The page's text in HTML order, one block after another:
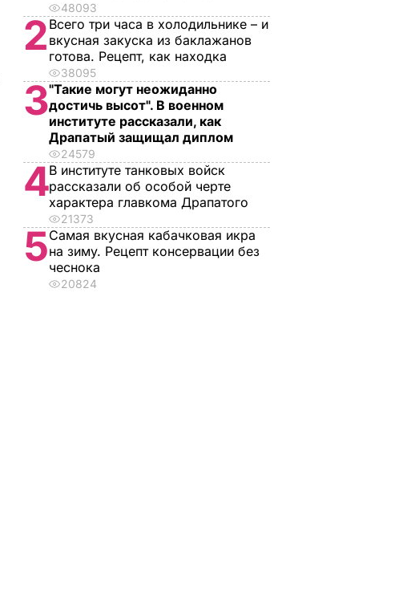
48093
2 Всего три часа в холодильнике – и
вкусная закуска из баклажанов
готова. Рецепт, как находка
38095
3"Такие могут неожиданно
достичь высот". В военном
институте рассказали, как
Драпатый защищал диплом
24579
4В институте танковых войск
рассказали об особой черте
характера главкома Драпатого
21373
5Самая вкусная кабачковая икра
на зиму. Рецепт консервации без
чеснока
20824